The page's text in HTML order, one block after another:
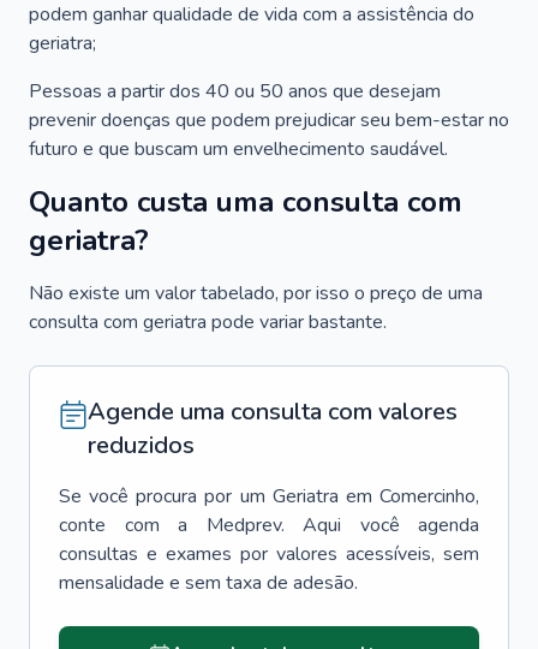
podem ganhar qualidade de vida com a assistência do
geriatra;
Pessoas a partir dos 40 ou 50 anos que desejam
prevenir doenças que podem prejudicar seu bem-estar no
futuro e que buscam um envelhecimento saudável.
Quanto custa uma consulta com
geriatra?
Não existe um valor tabelado, por isso o preço de uma
consulta com geriatra pode variar bastante.
Agende uma consulta com valores
reduzidos
Se você procura por um Geriatra em Comercinho,
conte com a Medprev. Aqui você agenda
consultas e exames por valores acessíveis, sem
mensalidade e sem taxa de adesão.